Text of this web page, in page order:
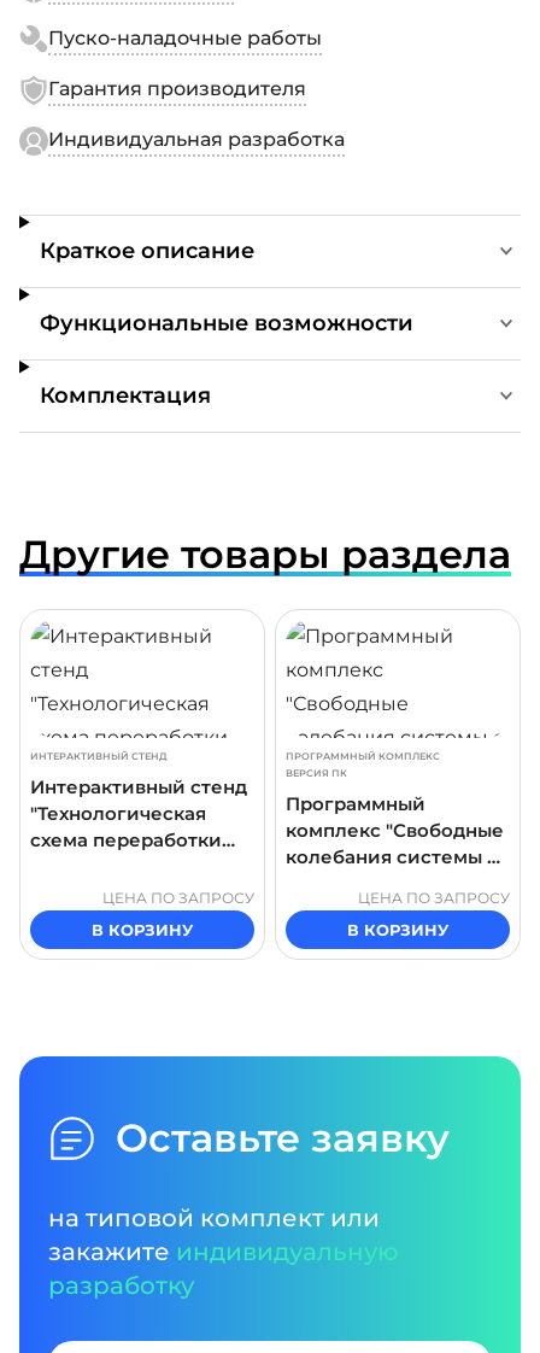
Пуско-наладочные работы
Гарантия производителя
Индивидуальная разработка
Краткое описание
Функциональные возможности
Комплектация
Другие товары раздела
ИНТЕРАКТИВНЫЙ СТЕНД
Интерактивный стенд
"Технологическая
схема переработки
ЦЕНА ПО ЗАПРОСУ
В КОРЗИНУ
ПРОГРАММНЫЙ КОМПЛЕКС
ВЕРСИЯ ПК
Программный
комплекс "Свободные
колебания системы с
свободы"
ЦЕНА ПО ЗАПРОСУ
В КОРЗИНУ
ПОДРОБНЕЕ
Оставьте заявку
на типовой комплект или
закажите индивидуальную
разработку